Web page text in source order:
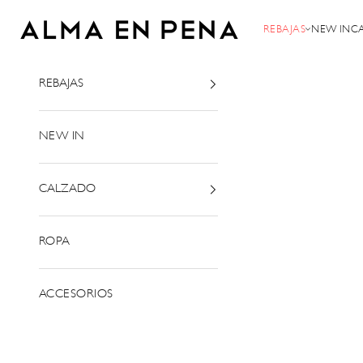
Alma en Pena
REBAJAS NEW IN
REBAJAS
NEW IN
CALZADO
ROPA
ACCESORIOS